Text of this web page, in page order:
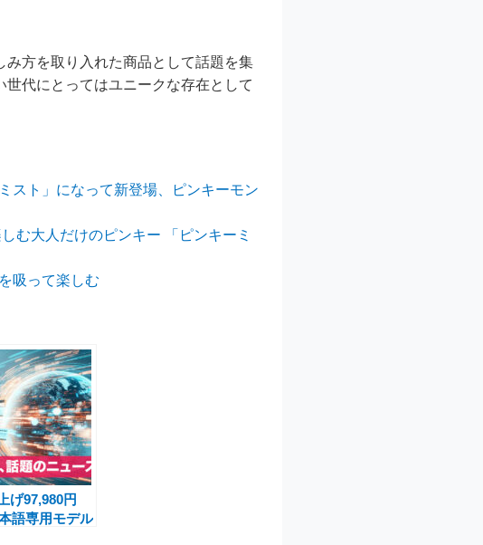
み方を取り入れた商品として話題を集
代にとってはユニークな存在として
スト」になって新登場、ピンキーモン
む大人だけのピンキー 「ピンキーミ
吸って楽しむ
げ97,980円
語専用モデル